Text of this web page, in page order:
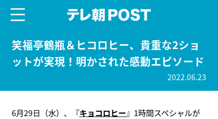
笑福亭鶴瓶＆ヒコロヒー、貴重な2ショ
ットが実現！明かされた感動エピソード
2022.06.23
6月29日（水）、『キョコロヒー』1時間スペシャルが